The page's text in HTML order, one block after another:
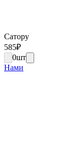
Сатору
585₽
0шт
Нами